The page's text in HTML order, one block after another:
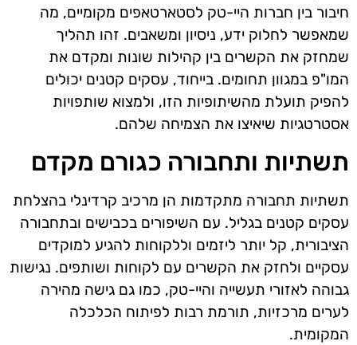
חיבור בין חברות היי-טק לסטארטאפים מקומיים, מה
שמאפשר לחלוק ידע, ניסיון ומשאבים. זהו תהליך
שמחזק את הקשרים בין קהילות שונות ומקדם את
המו"פ במגוון תחומים. בייחוד, עסקים קטנים יכולים
להפיק תועלת מהשיתופיות הזו, ולמצוא שותפויות
אסטרטגיות שיאיצו את הצמיחה שלהם.
תשתיות ותחבורה כגורם מקדם
תשתיות תחבורה מתקדמות הן מרכיב קרדינלי בהצלחת
עסקים קטנים בגליל. עם השיפורים בכבישים ובתחבורה
הציבורית, קל יותר ליזמים וללקוחות להגיע למוקדים
עסקיים ולחזק את הקשרים עם לקוחות ושותפים. נגישות
גבוהה לאזורי תעשייה והיי-טק, כמו גם גישה מהירה
לערים מרכזיות, תורמת רבות לפיתוח הכלכלה
המקומית.